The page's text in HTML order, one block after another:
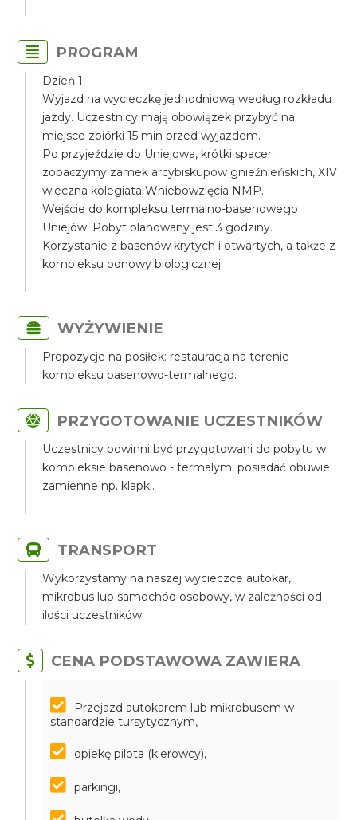
PROGRAM
Dzień 1
Wyjazd na wycieczkę jednodniową według rozkładu
jazdy. Uczestnicy mają obowiązek przybyć na
miejsce zbiórki 15 min przed wyjazdem.
Po przyjeździe do Uniejowa, krótki spacer:
zobaczymy zamek arcybiskupów gnieźnieńskich, XIV
wieczna kolegiata Wniebowzięcia NMP.
Wejście do kompleksu termalno-basenowego
Uniejów. Pobyt planowany jest 3 godziny.
Korzystanie z basenów krytych i otwartych, a także z
kompleksu odnowy biologicznej.
WYŻYWIENIE
Propozycje na posiłek: restauracja na terenie
kompleksu basenowo-termalnego.
PRZYGOTOWANIE UCZESTNIKÓW
Uczestnicy powinni być przygotowani do pobytu w
kompleksie basenowo - termalym, posiadać obuwie
zamienne np. klapki.
TRANSPORT
Wykorzystamy na naszej wycieczce autokar,
mikrobus lub samochód osobowy, w zależności od
ilości uczestników
CENA PODSTAWOWA ZAWIERA
Przejazd autokarem lub mikrobusem w
standardzie tursytycznym,
opiekę pilota (kierowcy),
parkingi,